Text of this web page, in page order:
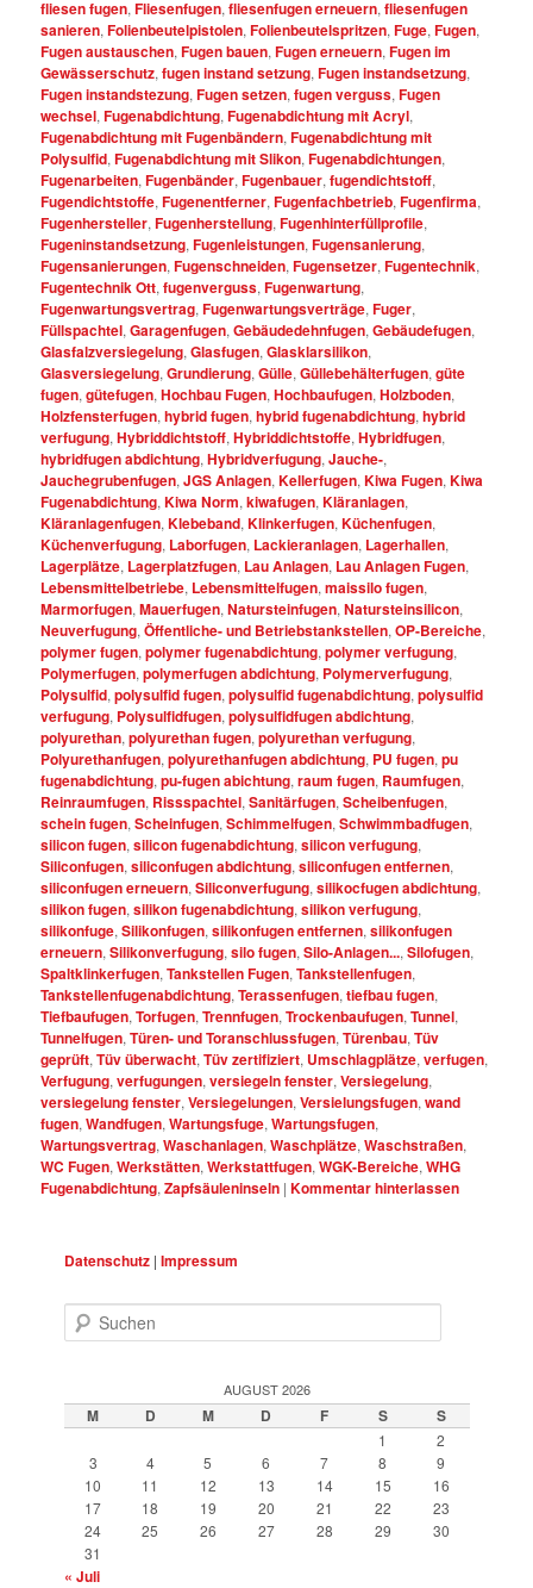
fliesen fugen,Fliesenfugen,fliesenfugen erneuern,fliesenfugen
sanieren,Folienbeutelpistolen,Folienbeutelspritzen,Fuge,Fugen,
Fugen austauschen,Fugen bauen,Fugen erneuern,Fugen im
Gewässerschutz,fugen instand setzung,Fugen instandsetzung,
Fugen instandstezung,Fugen setzen,fugen verguss,Fugen
wechsel,Fugenabdichtung,Fugenabdichtung mit Acryl,
Fugenabdichtung mit Fugenbändern,Fugenabdichtung mit
Polysulfid,Fugenabdichtung mit Slikon,Fugenabdichtungen,
Fugenarbeiten,Fugenbänder,Fugenbauer,fugendichtstoff,
Fugendichtstoffe,Fugenentferner,Fugenfachbetrieb,Fugenfirma,
Fugenhersteller,Fugenherstellung,Fugenhinterfüllprofile,
Fugeninstandsetzung,Fugenleistungen,Fugensanierung,
Fugensanierungen,Fugenschneiden,Fugensetzer,Fugentechnik,
Fugentechnik Ott,fugenverguss,Fugenwartung,
Fugenwartungsvertrag,Fugenwartungsverträge,Fuger,
Füllspachtel,Garagenfugen,Gebäudedehnfugen,Gebäudefugen,
Glasfalzversiegelung,Glasfugen,Glasklarsilikon,
Glasversiegelung,Grundierung,Gülle,Güllebehälterfugen,güte
fugen,gütefugen,Hochbau Fugen,Hochbaufugen,Holzboden,
Holzfensterfugen,hybrid fugen,hybrid fugenabdichtung,hybrid
verfugung,Hybriddichtstoff,Hybriddichtstoffe,Hybridfugen,
hybridfugen abdichtung,Hybridverfugung,Jauche-,
Jauchegrubenfugen,JGS Anlagen,Kellerfugen,Kiwa Fugen,Kiwa
Fugenabdichtung,Kiwa Norm,kiwafugen,Kläranlagen,
Kläranlagenfugen,Klebeband,Klinkerfugen,Küchenfugen,
Küchenverfugung, Laborfugen, Lackieranlagen, Lagerhallen,
Lagerplätze, Lagerplatzfugen, Lau Anlagen, Lau Anlagen Fugen,
Lebensmittelbetriebe, Lebensmittelfugen,maissilo fugen,
Marmorfugen,Mauerfugen,Natursteinfugen,Natursteinsilicon,
Neuverfugung,Öffentliche- und Betriebstankstellen,OP-Bereiche,
polymer fugen,polymer fugenabdichtung,polymer verfugung,
Polymerfugen,polymerfugen abdichtung, Polymerverfugung,
Polysulfid,polysulfid fugen,polysulfid fugenabdichtung,polysulfid
verfugung, Polysulfidfugen,polysulfidfugen abdichtung,
polyurethan,polyurethan fugen,polyurethan verfugung,
Polyurethanfugen,polyurethanfugen abdichtung, PU fugen,pu
fugenabdichtung,pu-fugen abichtung,raum fugen, Raumfugen,
Reinraumfugen, Rissspachtel,Sanitärfugen,Scheibenfugen,
schein fugen,Scheinfugen,Schimmelfugen,Schwimmbadfugen,
silicon fugen,silicon fugenabdichtung,silicon verfugung,
Siliconfugen,siliconfugen abdichtung,siliconfugen entfernen,
siliconfugen erneuern,Siliconverfugung,silikocfugen abdichtung,
silikon fugen,silikon fugenabdichtung,silikon verfugung,
silikonfuge,Silikonfugen,silikonfugen entfernen,silikonfugen
erneuern,Silikonverfugung,silo fugen,Silo-Anlagen...,Silofugen,
Spaltklinkerfugen,Tankstellen Fugen,Tankstellenfugen,
Tankstellenfugenabdichtung,Terassenfugen,tiefbau fugen,
Tiefbaufugen,Torfugen,Trennfugen,Trockenbaufugen,Tunnel,
Tunnelfugen,Türen- und Toranschlussfugen,Türenbau,Tüv
geprüft,Tüv überwacht,Tüv zertifiziert, Umschlagplätze,verfugen,
Verfugung,verfugungen,versiegeln fenster,Versiegelung,
versiegelung fenster,Versiegelungen,Versielungsfugen,wand
fugen,Wandfugen,Wartungsfuge,Wartungsfugen,
Wartungsvertrag,Waschanlagen,Waschplätze,Waschstraßen,
WC Fugen,Werkstätten,Werkstattfugen,WGK-Bereiche,WHG
Fugenabdichtung,Zapfsäuleninseln |Kommentar hinterlassen
Datenschutz |Impressum
Suchen
AUGUST 2026
M D M D F S S
1
2
3
4 5 6 7 8
9
10
11 12 13 14 15
16
17
18 19 20 21 22
23
24
25 26 27 28 29
30
31
« Juli